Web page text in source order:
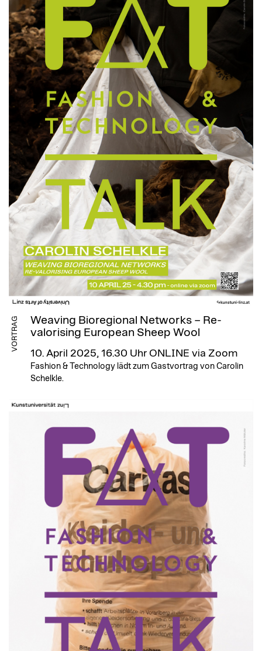
VORTRAG
Weaving Bioregional Networks – Re-
valorising European Sheep Wool
10. April 2025, 16.30 Uhr ONLINE via Zoom
Fashion & Technology lädt zum Gastvortrag von Carolin
Schelkle.